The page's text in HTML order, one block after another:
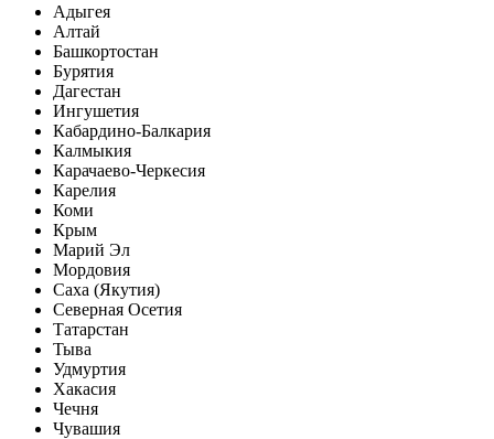
Адыгея
Алтай
Башкортостан
Бурятия
Дагестан
Ингушетия
Кабардино-Балкария
Калмыкия
Карачаево-Черкесия
Карелия
Коми
Крым
Марий Эл
Мордовия
Саха (Якутия)
Северная Осетия
Татарстан
Тыва
Удмуртия
Хакасия
Чечня
Чувашия